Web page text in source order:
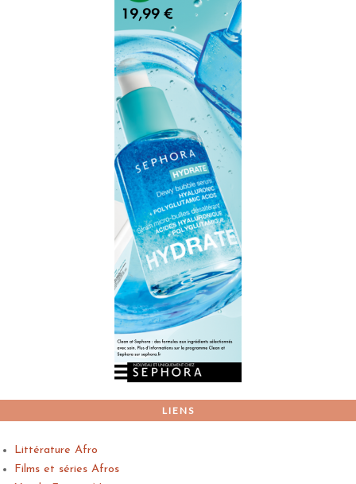
LIENS
Littérature Afro
Films et séries Afros